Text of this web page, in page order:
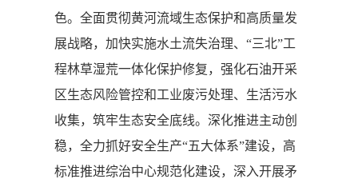
色。全面贯彻黄河流域生态保护和高质量发
展战略，加快实施水土流失治理、“三北”工
程林草湿荒一体化保护修复，强化石油开采
区生态风险管控和工业废污处理、生活污水
收集，筑牢生态安全底线。深化推进主动创
稳，全力抓好安全生产“五大体系”建设，高
标准推进综治中心规范化建设，深入开展矛